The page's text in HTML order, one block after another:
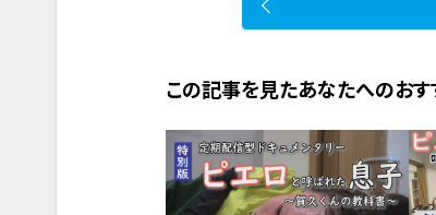
この記事を見たあなたへのおす